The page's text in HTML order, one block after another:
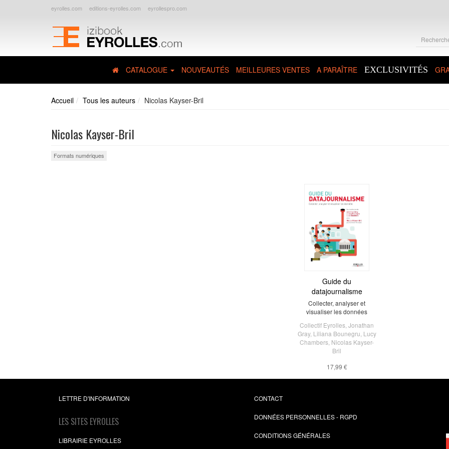
eyrolles.com editions-eyrolles.com eyrollespro.com
CATALOGUE NOUVEAUTÉS MEILLEURES VENTES A PARAÎTRE EXCLUSIVITÉS
Accueil Tous les auteurs Nicolas Kayser-Bril
Nicolas Kayser-Bril
Formats numériques
Guide du
datajournalisme
Collecter, analyser et
visualiser les données
Collectif Eyrolles Jonathan
Gray, Liliana Bounegru Lucy
Chambers Nicolas Kayser-
Bril
17,99 €
LETTRE D'INFORMATION
LES SITES EYROLLES
LIBRAIRIE EYROLLES
CONTACT
DONNÉES PERSONNELLES - RGPD
CONDITIONS GÉNÉRALES